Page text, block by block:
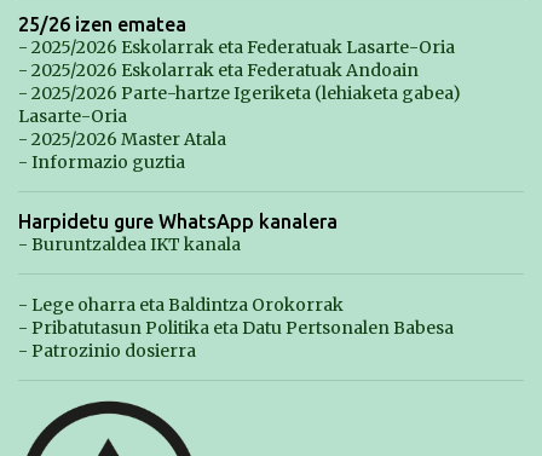
25/26 izen ematea
- 2025/2026 Eskolarrak eta Federatuak Lasarte-Oria
- 2025/2026 Eskolarrak eta Federatuak Andoain
- 2025/2026 Parte-hartze Igeriketa (lehiaketa gabea)
Lasarte-Oria
- 2025/2026 Master Atala
- Informazio guztia
Harpidetu gure WhatsApp kanalera
- Buruntzaldea IKT kanala
- Lege oharra eta Baldintza Orokorrak
- Pribatutasun Politika eta Datu Pertsonalen Babesa
- Patrozinio dosierra